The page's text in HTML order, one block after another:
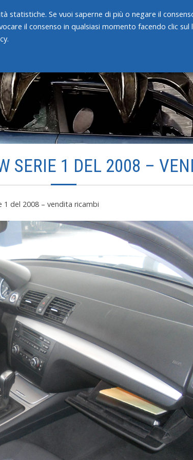
HOME CHI SIAMO SERVIZI
SERIE 1 DEL 2008 –
1 del 2008 – vendita ricambi
statistiche. Se vuoi saperne di più o negare il
il consenso in qualsiasi momento facendo clic sul